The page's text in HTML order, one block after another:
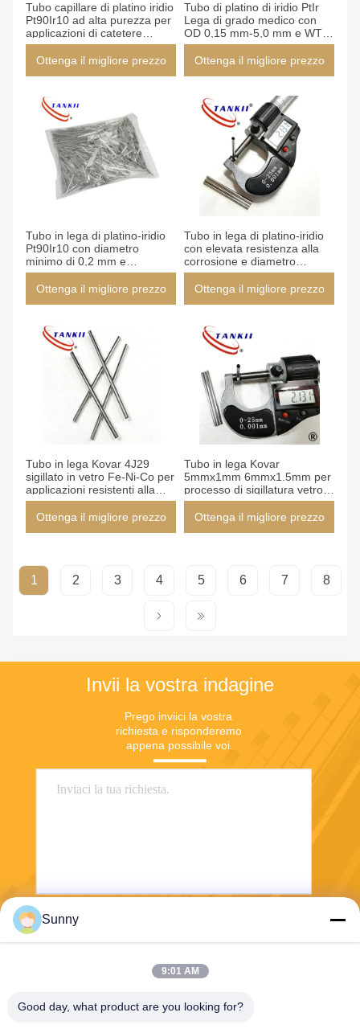
Tubo capillare di platino iridio
Pt90Ir10 ad alta purezza per
applicazioni di catetere
medico
Ottenga il migliore prezzo
Tubo di platino di iridio PtIr
Lega di grado medico con
OD 0,15 mm-5,0 mm e WT
0,01 mm-2 mm in PT90IR10
Ottenga il migliore prezzo
Tubo in lega di platino-iridio
Pt90Ir10 con diametro
minimo di 0,2 mm e
superficie ricotto brillante per
cateteri medici
Ottenga il migliore prezzo
Tubo in lega di platino-iridio
con elevata resistenza alla
corrosione e diametro
esterno minimo di 0,2 mm
per applicazioni mediche
Ottenga il migliore prezzo
Tubo in lega Kovar 4J29
sigillato in vetro Fe-Ni-Co per
applicazioni resistenti alla
corrosione in dimensioni
4,5x1,5 mm
Ottenga il migliore prezzo
Tubo in lega Kovar
5mmx1mm 6mmx1.5mm per
processo di sigillatura vetro-
metallo
Ottenga il migliore prezzo
1 2 3 4 5 6 7 8
Invii la vostra indagine
Prego inviici la vostra
richiesta e risponderemo
appena possibile voi.
Sunny
9:01 AM
Good day, what product are you looking for?